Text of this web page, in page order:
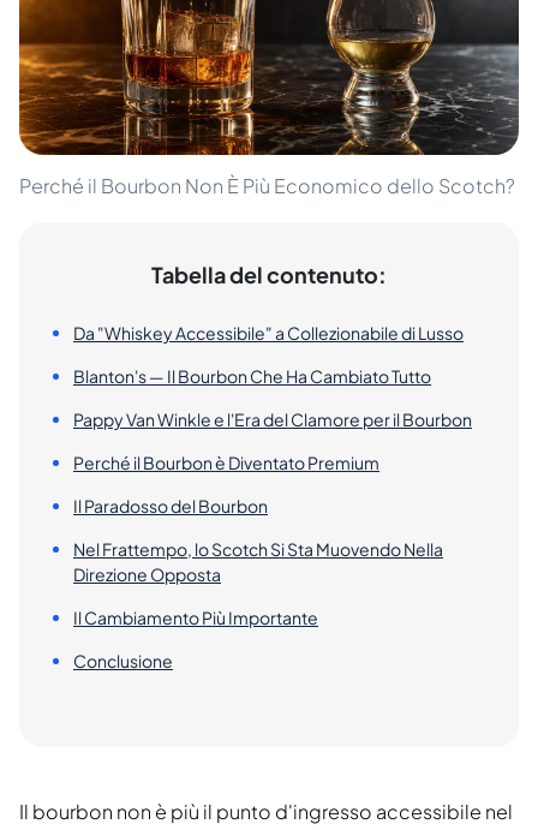
Perché il Bourbon Non È Più Economico dello Scotch?
Tabella del contenuto:
Da "Whiskey Accessibile" a Collezionabile di Lusso
Blanton's — Il Bourbon Che Ha Cambiato Tutto
Pappy Van Winkle e l'Era del Clamore per il Bourbon
Perché il Bourbon è Diventato Premium
Il Paradosso del Bourbon
Nel Frattempo, lo Scotch Si Sta Muovendo Nella
Direzione Opposta
Il Cambiamento Più Importante
Conclusione
Il bourbon non è più il punto d'ingresso accessibile nel